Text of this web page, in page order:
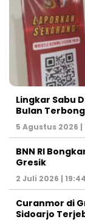
Lingkar Sabu
Bulan
5 Agustus 2026 |
BNN RI
Gresik
2 Juli 2026 |
Curanmor di
Sidoarjo